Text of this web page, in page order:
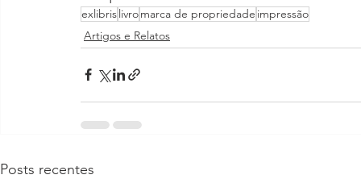
exlibrislivromarca de propriedade impressão
Artigos e Relatos
Posts recentes